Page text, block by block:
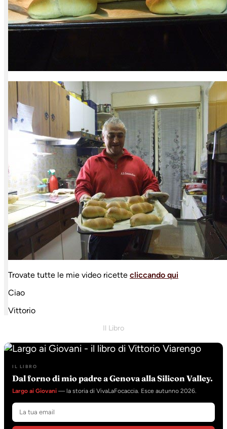
Trovate tutte le mie video ricette cliccando qui
Ciao
Vittorio
Il Libro
IL LIBRO
Dal forno di mio padre a Genova alla Silicon Valley.
Largo ai Giovani — la storia di VivaLaFocaccia. Esce autunno 2026.